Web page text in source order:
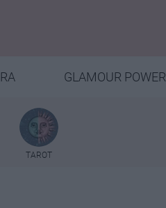
GLAMOUR POWER
TAROT